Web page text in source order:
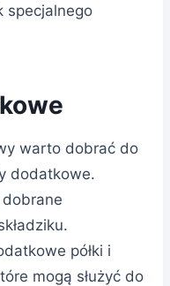
specjalnego
warto dobrać do
dodatkowe.
półki i
mogą służyć do